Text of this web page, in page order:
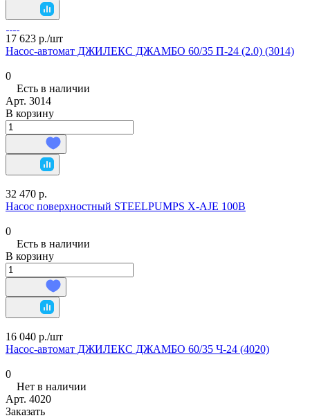
17 623 р./шт
Насос-автомат ДЖИЛЕКС ДЖАМБО 60/35 П-24 (2.0) (3014)
0
Есть в наличии
Арт. 3014
В корзину
32 470 р.
Насос поверхностный STEELPUMPS X-AJE 100B
0
Есть в наличии
В корзину
16 040 р./шт
Насос-автомат ДЖИЛЕКС ДЖАМБО 60/35 Ч-24 (4020)
0
Нет в наличии
Арт. 4020
Заказать